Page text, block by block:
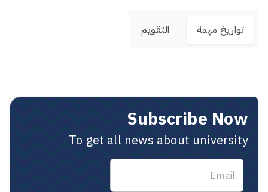
تواريخ مهمة التقويم
Subscribe Now
To get all news about university